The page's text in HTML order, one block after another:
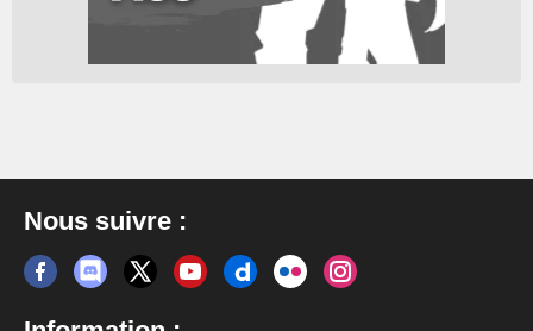
Nous suivre :